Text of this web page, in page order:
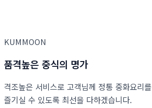
KUMMOON
품격높은 중식의 명가
격조높은 서비스로 고객님께 정통 중화요리를
즐기실 수 있도록 최선을 다하겠습니다.